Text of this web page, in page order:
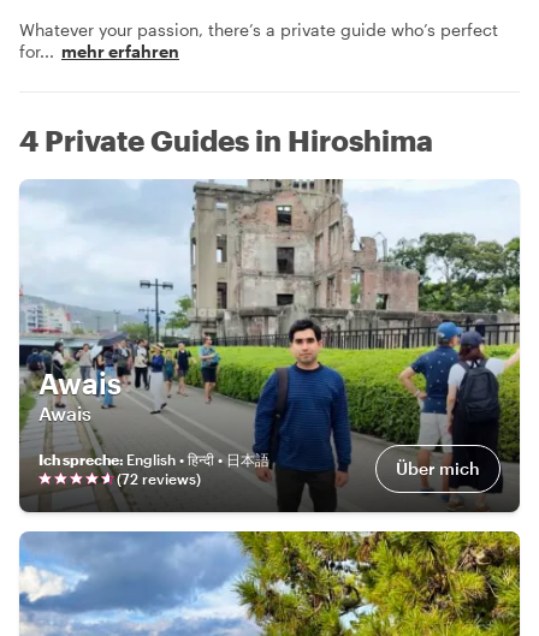
Whatever your passion, there’s a private guide who’s perfect
for... mehr erfahren
4 Private Guides in Hiroshima
Awais
Awais
Ich spreche: English • हिन्दी • 日本語
(72 reviews) Über mich